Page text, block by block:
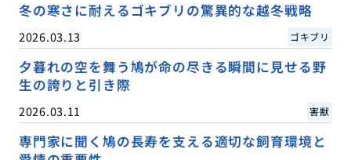
冬の寒さに耐えるゴキブリの驚異的な越冬戦略
2026.03.13 ゴキブリ
夕暮れの空を舞う鳩が命の尽きる瞬間に見せる野
生の誇りと引き際
2026.03.11 害獣
専門家に聞く鳩の長寿を支える適切な飼育環境と